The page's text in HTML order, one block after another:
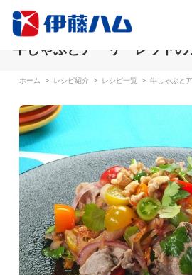
牛しゃぶとアーリーレッド
ホーム > レシピ紹介 > レシピ一覧 > 牛しゃぶと